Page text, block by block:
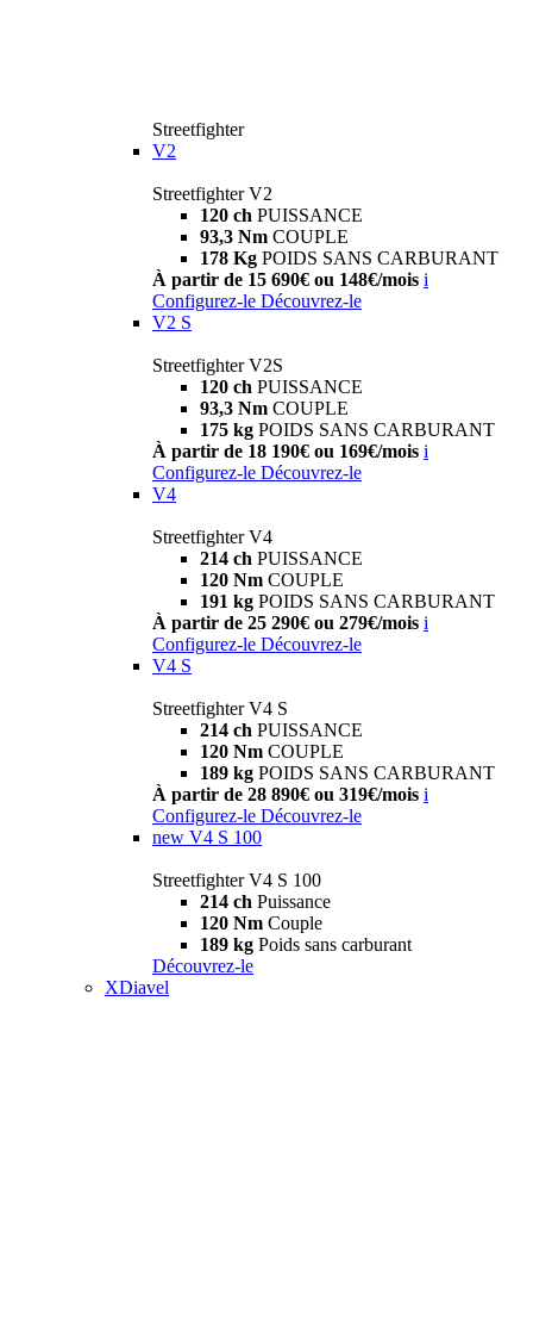
Streetfighter
V2
Streetfighter V2
120 ch PUISSANCE
93,3 Nm COUPLE
178 Kg POIDS SANS CARBURANT
À partir de 15 690€ ou 148€/mois i
Configurez-le Découvrez-le
V2 S
Streetfighter V2S
120 ch PUISSANCE
93,3 Nm COUPLE
175 kg POIDS SANS CARBURANT
À partir de 18 190€ ou 169€/mois i
Configurez-le Découvrez-le
V4
Streetfighter V4
214 ch PUISSANCE
120 Nm COUPLE
191 kg POIDS SANS CARBURANT
À partir de 25 290€ ou 279€/mois i
Configurez-le Découvrez-le
V4 S
Streetfighter V4 S
214 ch PUISSANCE
120 Nm COUPLE
189 kg POIDS SANS CARBURANT
À partir de 28 890€ ou 319€/mois i
Configurez-le Découvrez-le
new V4 S 100
Streetfighter V4 S 100
214 ch Puissance
120 Nm Couple
189 kg Poids sans carburant
Découvrez-le
XDiavel